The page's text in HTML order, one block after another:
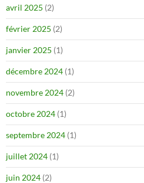
avril 2025 (2)
février 2025 (2)
janvier 2025 (1)
décembre 2024 (1)
novembre 2024 (2)
octobre 2024 (1)
septembre 2024 (1)
juillet 2024 (1)
juin 2024 (2)